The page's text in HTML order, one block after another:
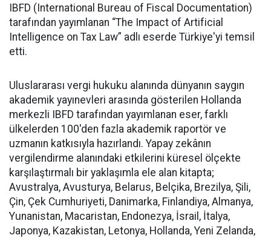
IBFD (International Bureau of Fiscal Documentation)
tarafından yayımlanan “The Impact of Artificial
Intelligence on Tax Law” adlı eserde Türkiye'yi temsil
etti.
Uluslararası vergi hukuku alanında dünyanın saygın
akademik yayınevleri arasında gösterilen Hollanda
merkezli IBFD tarafından yayımlanan eser, farklı
ülkelerden 100'den fazla akademik raportör ve
uzmanın katkısıyla hazırlandı. Yapay zekânın
vergilendirme alanındaki etkilerini küresel ölçekte
karşılaştırmalı bir yaklaşımla ele alan kitapta;
Avustralya, Avusturya, Belarus, Belçika, Brezilya, Şili,
Çin, Çek Cumhuriyeti, Danimarka, Finlandiya, Almanya,
Yunanistan, Macaristan, Endonezya, İsrail, İtalya,
Japonya, Kazakistan, Letonya, Hollanda, Yeni Zelanda,